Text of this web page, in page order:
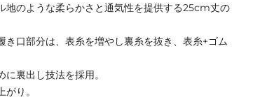
地のような柔らかさと通気性を提供する25cm丈の
き口部分は、表糸を増やし裏糸を抜き、表糸+ゴム
裏出し技法を採用。
り。